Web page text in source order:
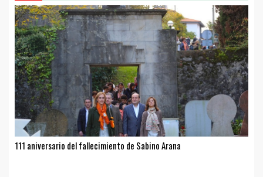
111 aniversario del fallecimiento de Sabino Arana